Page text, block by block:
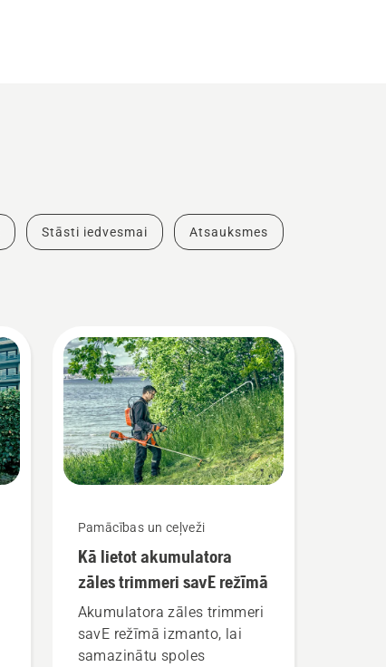
Stāsti iedvesmai Atsauksmes
Pamācības un ceļveži
Kā lietot akumulatora
zāles trimmeri savE režīmā
Akumulatora zāles trimmeri
savE režīmā izmanto, lai
samazinātu spoles